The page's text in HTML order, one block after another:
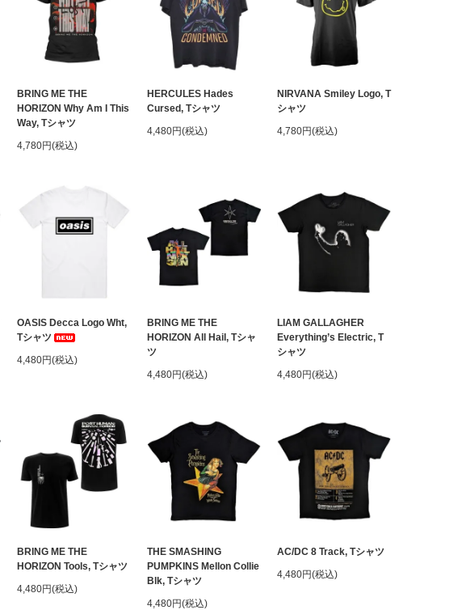
BRING ME THE
HORIZON Why Am I This
Way, Tシャツ
4,780円(税込)
HERCULES Hades
Cursed, Tシャツ
4,480円(税込)
NIRVANA Smiley Logo, T
シャツ
4,780円(税込)
OASIS Decca Logo Wht,
Tシャツ
4,480円(税込)
BRING ME THE
HORIZON All Hail, Tシャ
ツ
4,480円(税込)
LIAM GALLAGHER
Everything’s Electric, T
シャツ
4,480円(税込)
BRING ME THE
HORIZON Tools, Tシャツ
4,480円(税込)
THE SMASHING
PUMPKINS Mellon Collie
Blk, Tシャツ
4,480円(税込)
AC/DC 8 Track, Tシャツ
4,480円(税込)